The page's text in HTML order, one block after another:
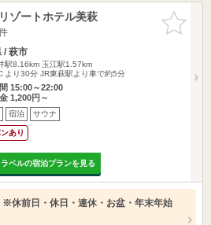
お気に入
りに追加
ゾートホテル美萩
/ 萩市
駅8.16km 玉江駅1.57km
より30分 JR東萩駅より車で約5分
15:00～22:00
1,200円～
宿泊 サウナ
あり
ベルの宿泊プランを見る
休前日・休日・連休・お盆・年末年始